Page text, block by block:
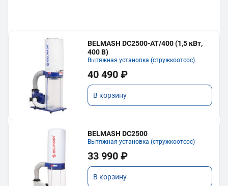
BELMASH DC2500-AT/400 (1,5 кВт,
400 В)
Вытяжная установка (стружкоотсос)
40 490 ₽
В корзину
BELMASH DC2500
Вытяжная установка (стружкоотсос)
33 990 ₽
В корзину